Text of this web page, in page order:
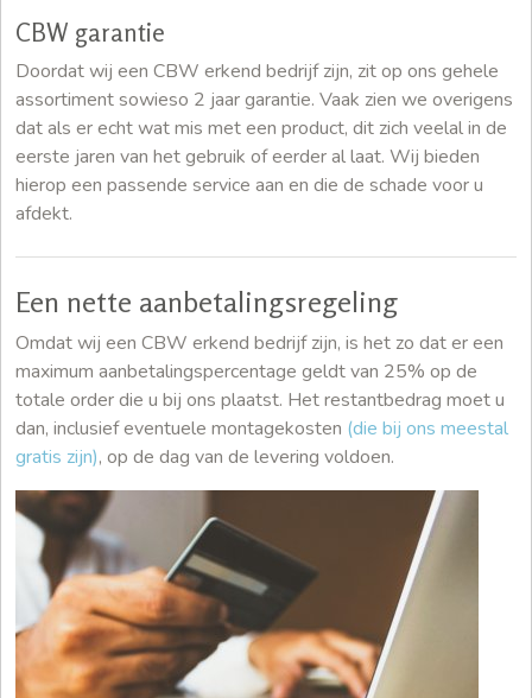
CBW garantie
Doordat wij een CBW erkend bedrijf zijn, zit op ons gehele
assortiment sowieso 2 jaar garantie. Vaak zien we overigens
dat als er echt wat mis met een product, dit zich veelal in de
eerste jaren van het gebruik of eerder al laat. Wij bieden
hierop een passende service aan en die de schade voor u
afdekt.
Een nette aanbetalingsregeling
Omdat wij een CBW erkend bedrijf zijn, is het zo dat er een
maximum aanbetalingspercentage geldt van 25% op de
totale order die u bij ons plaatst. Het restantbedrag moet u
dan, inclusief eventuele montagekosten (die bij ons meestal
gratis zijn), op de dag van de levering voldoen.